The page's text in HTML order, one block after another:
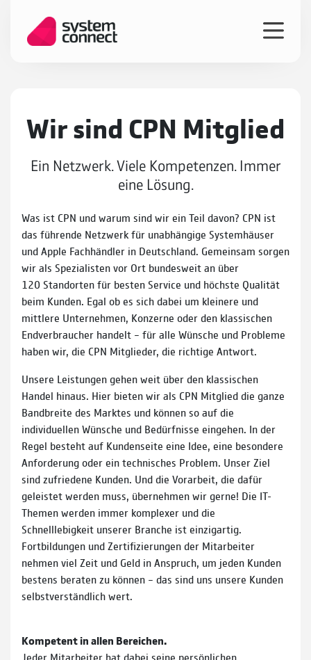
Wir sind CPN Mitglied
Ein Netzwerk. Viele Kompetenzen. Immer
eine Lösung.
Was ist CPN und warum sind wir ein Teil davon? CPN ist
das führende Netzwerk für unabhängige Systemhäuser
und Apple Fachhändler in Deutschland. Gemeinsam sorgen
wir als Spezialisten vor Ort bundesweit an über
120 Standorten für besten Service und höchste Qualität
beim Kunden. Egal ob es sich dabei um kleinere und
mittlere Unternehmen, Konzerne oder den klassischen
Endverbraucher handelt – für alle Wünsche und Probleme
haben wir, die CPN Mitglieder, die richtige Antwort.
Unsere Leistungen gehen weit über den klassischen
Handel hinaus. Hier bieten wir als CPN Mitglied die ganze
Bandbreite des Marktes und können so auf die
individuellen Wünsche und Bedürfnisse eingehen. In der
Regel besteht auf Kundenseite eine Idee, eine besondere
Anforderung oder ein technisches Problem. Unser Ziel
sind zufriedene Kunden. Und die Vorarbeit, die dafür
geleistet werden muss, übernehmen wir gerne! Die IT-
Themen werden immer komplexer und die
Schnelllebigkeit unserer Branche ist einzigartig.
Fortbildungen und Zertifizierungen der Mitarbeiter
nehmen viel Zeit und Geld in Anspruch, um jeden Kunden
bestens beraten zu können – das sind uns unsere Kunden
selbstverständlich wert.
Kompetent in allen Bereichen.
Jeder Mitarbeiter hat dabei seine persönlichen